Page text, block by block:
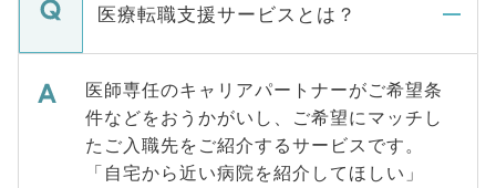
医療転職支援サービスとは？
医師専任のキャリアパートナーがご希望条
件などをおうかがいし、ご希望にマッチし
たご入職先をご紹介するサービスです。
「自宅から近い病院を紹介してほしい」